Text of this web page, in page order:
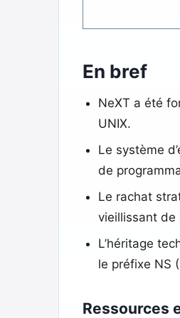
En bref
NeXT a été
UNIX.
Le système
de
Le rachat
vieillissant de
L’héritage
le préfixe NS
Ressources